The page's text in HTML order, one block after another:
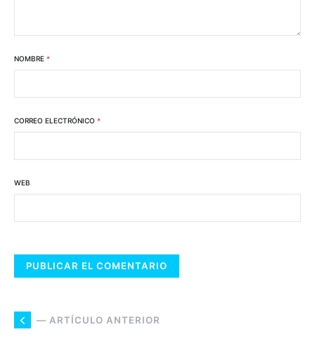
NOMBRE *
CORREO ELECTRÓNICO *
WEB
— ARTÍCULO ANTERIOR